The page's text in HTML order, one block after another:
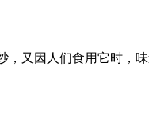
又因人们食用它时，